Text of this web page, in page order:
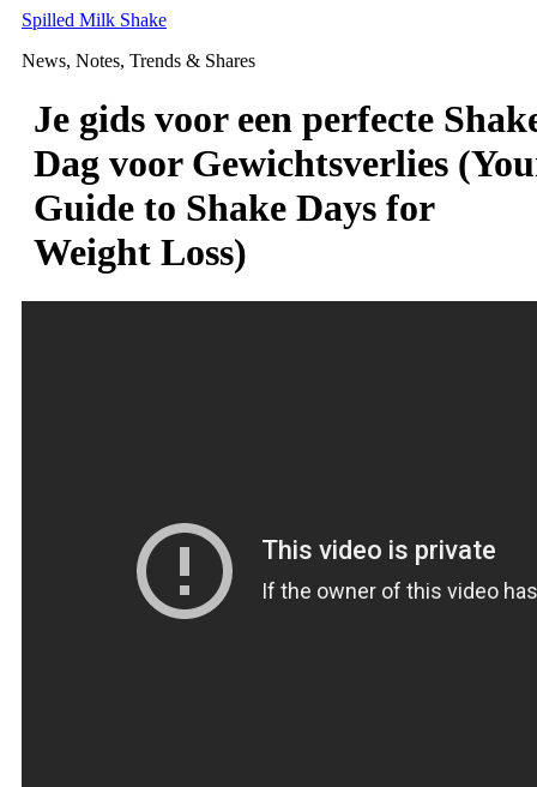
Skip
content
Spilled Milk Shake
News, Notes, Trends & Shares
Je gids voor een perfecte
Dag voor Gewichtsverlies
Guide to Shake Days for
Weight Loss)